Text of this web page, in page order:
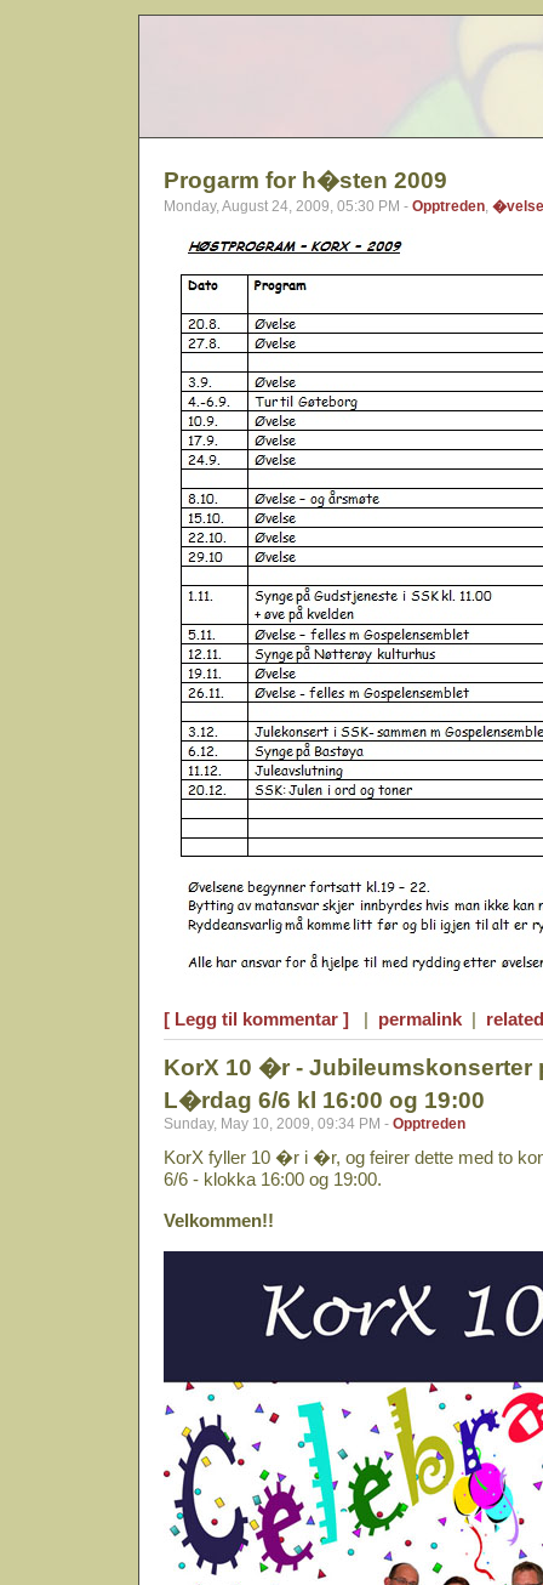
Progarm for h�sten 2009
Monday, August 24, 2009, 05:30 PM - Opptreden, �velse
[ Legg til kommentar ] | permalink |
KorX 10 �r -
L�rdag 6/6 kl 16:00 og 19:00
Sunday, May 10, 2009, 09:34 PM - Opptreden
KorX fyller 10 �r i �r, og feirer dette med to
6/6 - klokka 16:00 og 19:00.
Velkommen!!